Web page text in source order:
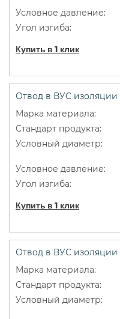
Купить в 1 клик
Отвод в ВУС изоляции
Купить в 1 клик
Отвод в ВУС изоляции